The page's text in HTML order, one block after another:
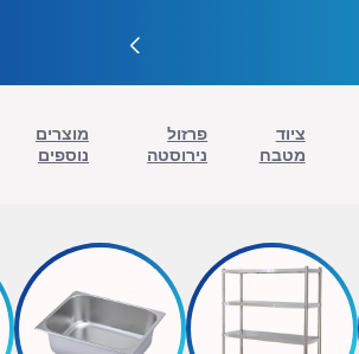
ציוד
מטבח
פרזול
נירוסטה
מוצרים
נוספים